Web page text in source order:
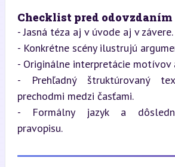
Checklist pred odovzdaním
- Jasná téza aj v úvode aj v závere.
- Konkrétne scény ilustrujú
- Originálne interpretácie motívov
- Prehľadný štruktúrovaný
prechodmi medzi časťami.
- Formálny jazyk a
pravopisu.